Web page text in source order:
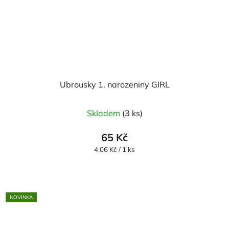
Ubrousky 1. narozeniny GIRL
Skladem (3 ks)
65 Kč
Měrná
4,06 Kč / 1 ks
NOVINKA